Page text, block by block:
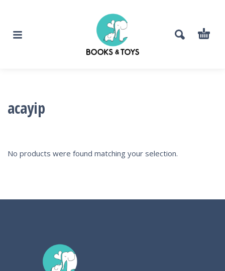
acayip
No products were found matching your selection.